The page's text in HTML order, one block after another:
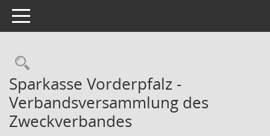
Toggle navigation
Rechercheauswahl
Sparkasse Vorderpfalz -
Verbandsversammlung des
Zweckverbandes